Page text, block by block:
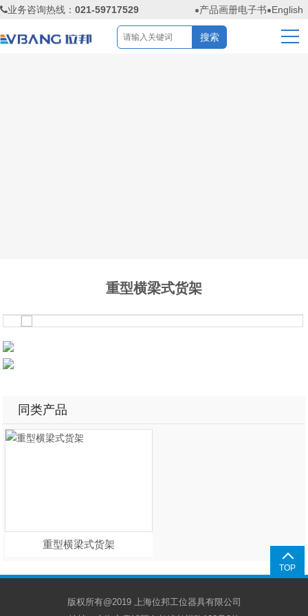
业务咨询热线： 021-59717529 产品画册电子书 English
重型横梁式货架
同类产品
重型横梁式货架
TOP
版权所有@2019 上海位邦工位器具有限公司